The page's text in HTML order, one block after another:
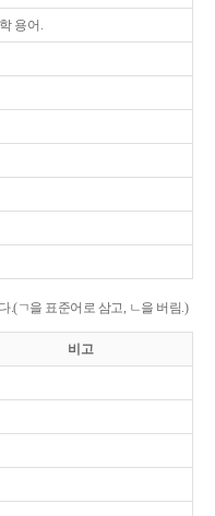
용어.
.(ㄱ을 표준어로 삼고, ㄴ을 버림.)
비고